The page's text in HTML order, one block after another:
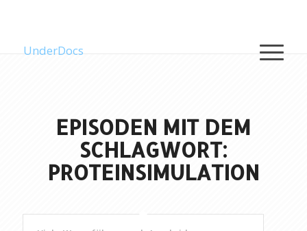
UnderDocs
EPISODEN MIT DEM
SCHLAGWORT:
PROTEINSIMULATION